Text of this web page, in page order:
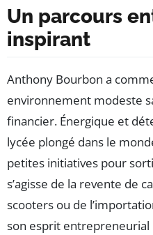
Un parcours
inspirant
Anthony Bourbon a
environnement modeste
financier. Énergique et
lycée plongé dans le
petites initiatives pour
s’agisse de la revente de
scooters ou de
son esprit entrepreneurial